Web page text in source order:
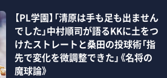
【PL学園】「清原は手も足も出ません
でした」中村順司が語るKKに土をつ
けたストレートと桑田の投球術「指
先で変化を微調整できた」《名将の
魔球論》